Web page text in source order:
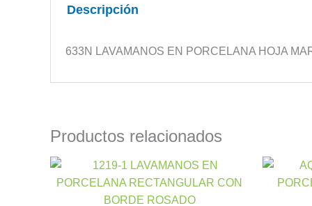
Descripción
633N LAVAMANOS EN PORCELANA HOJA
Productos relacionados